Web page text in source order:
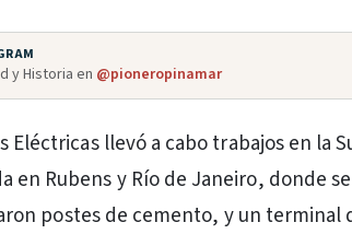
y Historia en @pioneropinamar
Eléctricas llevó a cabo trabajos en la
en Rubens y Río de Janeiro, donde
postes de cemento, y un terminal